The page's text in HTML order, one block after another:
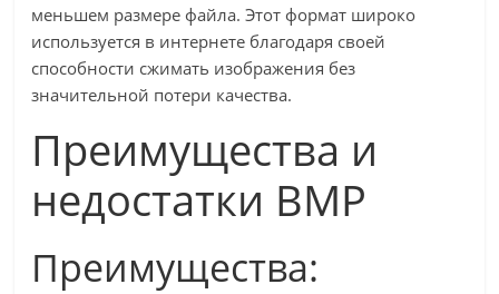
меньшем размере файла. Этот формат широко
используется в интернете благодаря своей
способности сжимать изображения без
значительной потери качества.
Преимущества и
недостатки BMP
Преимущества: